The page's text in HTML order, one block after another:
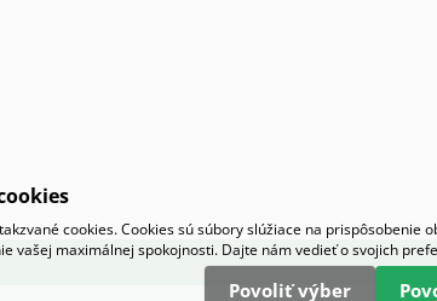
cookies. Cookies sú súbory slúžiace na prispôsobenie
vašej maximálnej spokojnosti. Dajte nám vedieť o svojich
Povoliť výber